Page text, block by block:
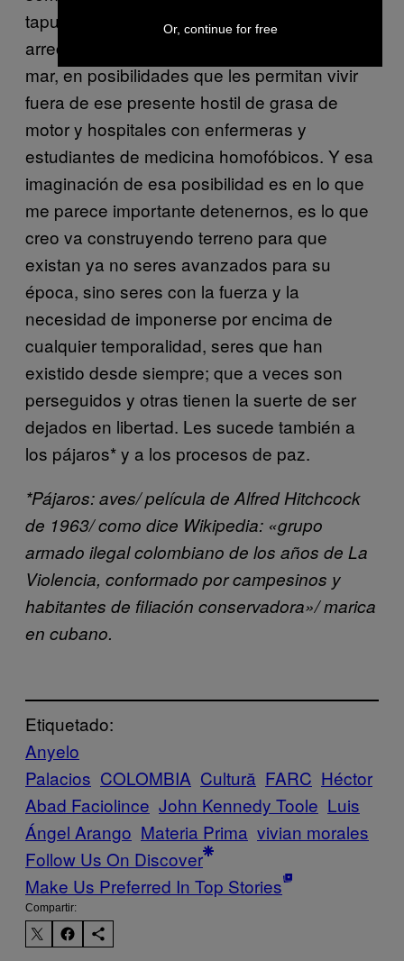
tapujos ni pudor del fervor y el calor y la
arrechera del cuerpo del amado a la orilla del
mar, en posibilidades que les permitan vivir
fuera de ese presente hostil de grasa de
motor y hospitales con enfermeras y
estudiantes de medicina homofóbicos. Y esa
imaginación de esa posibilidad es en lo que
me parece importante detenernos, es lo que
creo va construyendo terreno para que
existan ya no seres avanzados para su
época, sino seres con la fuerza y la
necesidad de imponerse por encima de
cualquier temporalidad, seres que han
existido desde siempre; que a veces son
perseguidos y otras tienen la suerte de ser
dejados en libertad. Les sucede también a
los pájaros* y a los procesos de paz.
*Pájaros: aves/ película de Alfred Hitchcock
de 1963/ como dice Wikipedia: «grupo
armado ilegal colombiano de los años de La
Violencia, conformado por campesinos y
habitantes de filiación conservadora»/ marica
en cubano.
Etiquetado:
Anyelo
Palacios COLOMBIA Cultură FARC Héctor
Abad Faciolince John Kennedy Toole Luis
Ángel Arango Materia Prima vivian morales
Follow Us On Discover
Make Us Preferred In Top Stories
Compartir:
Or, continue for free